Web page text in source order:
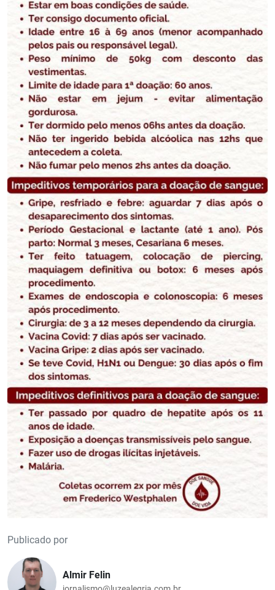
Publicado por
Almir Felin